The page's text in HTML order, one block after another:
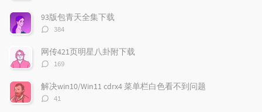
数：
93版包青天全集下载
评
数：
384
网传421页明星八卦附下载
评
数：
169
解决win10/Win11 cdrx4 菜单栏白色看不到问题
评
41